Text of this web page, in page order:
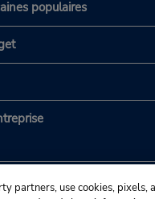
populaires
partners, use cookies, pixels,